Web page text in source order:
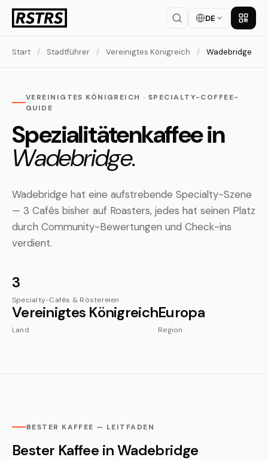
DE App
Start / Stadtführer / Vereinigtes Königreich / Wadebridge
VEREINIGTES KÖNIGREICH · SPECIALTY-COFFEE-
GUIDE
Spezialitätenkaffee in
Wadebridge.
Wadebridge hat eine aufstrebende Specialty-Szene
— 3 Cafés bisher auf Roasters, jedes hat seinen Platz
durch Community-Bewertungen und Check-ins
verdient.
3
Specialty-Cafés & Röstereien
Vereinigtes Königreich
Land
Europa
Region
BESTER KAFFEE — LEITFADEN
Bester Kaffee in Wadebridge